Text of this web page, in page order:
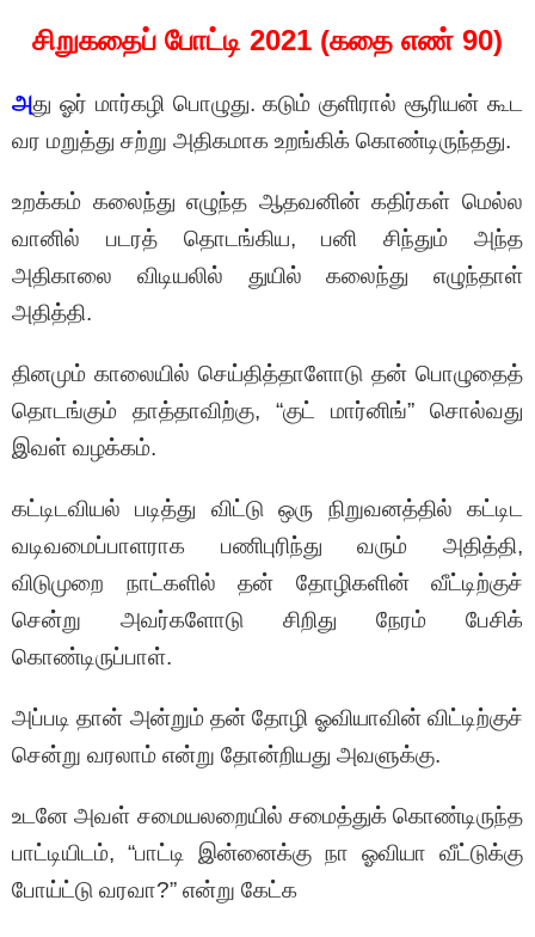
சிறுகதைப் போட்டி 2021 (கதை எண் 90)
அது ஓர் மார்கழி பொழுது. கடும் குளிரால் சூரியன் கூட
வர மறுத்து சற்று அதிகமாக உறங்கிக் கொண்டிருந்தது.‌
உறக்கம் கலைந்து எழுந்த ஆதவனின் கதிர்கள் மெல்ல
வானில் படரத் தொடங்கிய, பனி சிந்தும் அந்த
அதிகாலை விடியலில் துயில் கலைந்து எழுந்தாள்
அதித்தி.
தினமும் காலையில் செய்தித்தாளோடு தன் பொழுதைத்
தொடங்கும் தாத்தாவிற்கு, “குட் மார்னிங்” சொல்வது
இவள் வழக்கம்.
கட்டிடவியல் படித்து விட்டு ஒரு நிறுவனத்தில் கட்டிட
வடிவமைப்பாளராக பணிபுரிந்து வரும் அதித்தி,
விடுமுறை நாட்களில் தன் தோழிகளின் வீட்டிற்குச்
சென்று அவர்களோடு சிறிது நேரம் பேசிக்
கொண்டிருப்பாள்.
அப்படி தான் அன்றும் தன் தோழி ஓவியாவின் விட்டிற்குச்
சென்று வரலாம் என்று தோன்றியது அவளுக்கு.
உடனே அவள் சமையலறையில் சமைத்துக் கொண்டிருந்த
பாட்டியிடம், “பாட்டி இன்னைக்கு நா ஓவியா வீட்டுக்கு
போய்ட்டு வரவா?” என்று கேட்க